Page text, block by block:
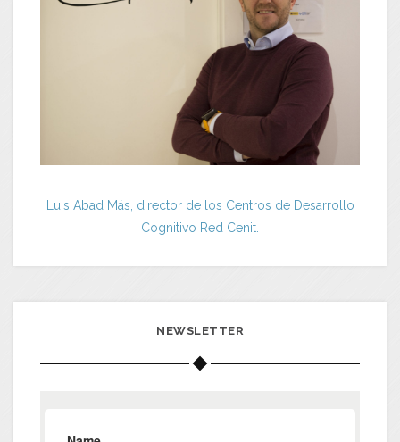
Luis Abad Más, director de los Centros de Desarrollo
Cognitivo Red Cenit.
NEWSLETTER